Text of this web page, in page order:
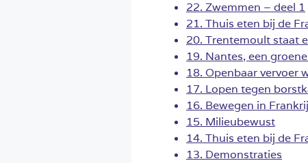
22. Zwemmen – deel 1
21. Thuis eten bij de
20. Trentemoult staat
19. Nantes, een
18. Openbaar vervoer
17. Lopen tegen
16. Bewegen in
15. Milieubewust
14. Thuis eten bij de
13. Demonstraties